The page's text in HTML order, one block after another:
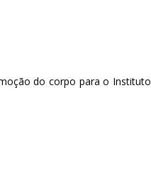
do corpo para o Instituto